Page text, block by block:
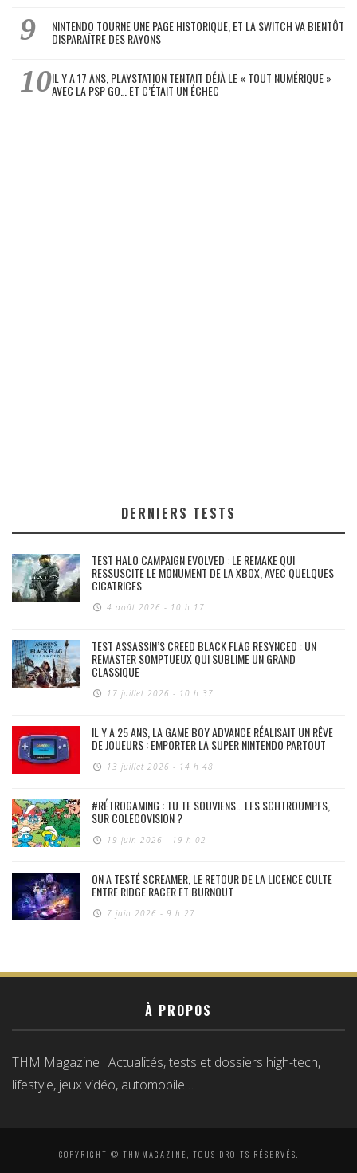
NINTENDO TOURNE UNE PAGE HISTORIQUE, ET LA SWITCH VA BIENTÔT
DISPARAÎTRE DES RAYONS
IL Y A 17 ANS, PLAYSTATION TENTAIT DÉJÀ LE « TOUT NUMÉRIQUE »
AVEC LA PSP GO… ET C’ÉTAIT UN ÉCHEC
DERNIERS TESTS
TEST HALO CAMPAIGN EVOLVED : LE REMAKE QUI
RESSUSCITE LE MONUMENT DE LA XBOX, AVEC QUELQUES
CICATRICES
4 août 2026 - 10 h 17
TEST ASSASSIN’S CREED BLACK FLAG RESYNCED : UN
REMASTER SOMPTUEUX QUI SUBLIME UN GRAND
CLASSIQUE
17 juillet 2026 - 10 h 37
IL Y A 25 ANS, LA GAME BOY ADVANCE RÉALISAIT UN RÊVE
DE JOUEURS : EMPORTER LA SUPER NINTENDO PARTOUT
13 juillet 2026 - 14 h 48
#RÉTROGAMING : TU TE SOUVIENS… LES SCHTROUMPFS,
SUR COLECOVISION ?
19 juin 2026 - 19 h 02
ON A TESTÉ SCREAMER, LE RETOUR DE LA LICENCE CULTE
ENTRE RIDGE RACER ET BURNOUT
7 juin 2026 - 9 h 27
À PROPOS
THM Magazine : Actualités, tests et dossiers high-tech,
lifestyle, jeux vidéo, automobile…
COPYRIGHT © THMMAGAZINE, TOUS DROITS RÉSERVÉS.